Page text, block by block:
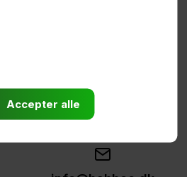
hjælp
vejledning?
sidder klar til at hjælpe
jer.